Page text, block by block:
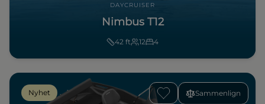
DAYCRUISER
Nimbus T12
42 ft 12 4
Sammenlign
Nyhet